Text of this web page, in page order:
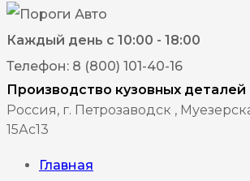
Каждый день с 10:00 - 18:00
Телефон: 8 (800) 101-40-16
Производство кузовных деталей
Россия, г. Петрозаводск ,
15Ас13
Главная